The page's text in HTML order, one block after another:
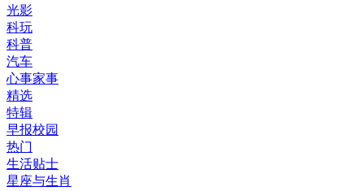
光影
科玩
科普
汽车
心事家事
精选
特辑
早报校园
热门
生活贴士
星座与生肖